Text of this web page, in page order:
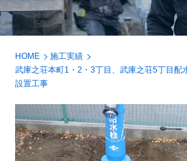
HOME
施工実績
武庫之荘本町1・2・3丁目、武庫之荘5丁目配
設置工事